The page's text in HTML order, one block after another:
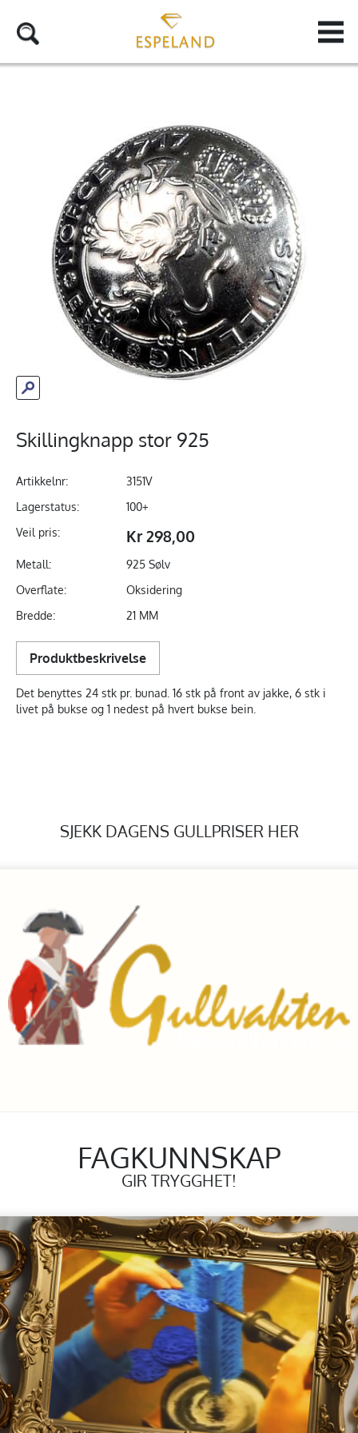
Skillingknapp stor 925
Artikkelnr:
3151V
Lagerstatus:
100+
Veil pris:
Kr 298,00
Metall:
925 Sølv
Overflate:
Oksidering
Bredde:
21 MM
Produktbeskrivelse
Det benyttes 24 stk pr. bunad. 16 stk på front av jakke, 6 stk i
livet på bukse og 1 nedest på hvert bukse bein.
SJEKK DAGENS GULLPRISER HER
FAGKUNNSKAP
GIR TRYGGHET!